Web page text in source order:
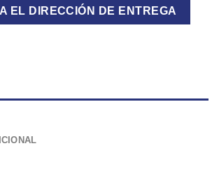
EL DIRECCIÓN DE ENTREGA